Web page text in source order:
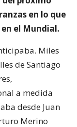
en lo que
el Mundial.
Miles
de Santiago
a medida
desde Juan
Merino